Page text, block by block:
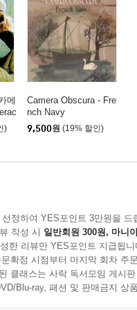
메
)
Camera Obscura - Fre
nch Navy
9,500원 (19% 할인)
정하여 YES포인트 3만원을 드
작성 시 일반회원 300원, 마니
한 리뷰만 YES포인트 지급됩니
확정 시점부터 마지막 회차 주
클래스는 사락 독서모임 게시
Blu-ray, 패션 및 판매금지 상